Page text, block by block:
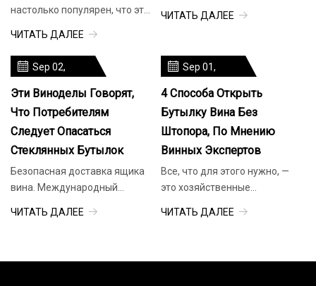
настолько популярен, что этот
является синонимом лета в
Европе, где ценители
толпятся во внутренних
двориках и вокруг баров,
чтобы выпить игристый
ЧИТАТЬ ДАЛЕЕ
руководителей
завода к устойчивому
развитию. Эко-история
бренда начинается с
ЧИТАТЬ ДАЛЕЕ
Sep 02,
Эти Виноделы Говорят,
Что Потребителям
Следует Опасаться
Стеклянных Бутылок
Безопасная доставка ящика
вина. Международный
ожидаемое ежегодное
ЧИТАТЬ ДАЛЕЕ
Sep 01,
4 Способа Открыть
Бутылку Вина Без
Штопора, По Мнению
Винных Экспертов
Все, что для этого нужно, —
это хозяйственные
ЧИТАТЬ ДАЛЕЕ